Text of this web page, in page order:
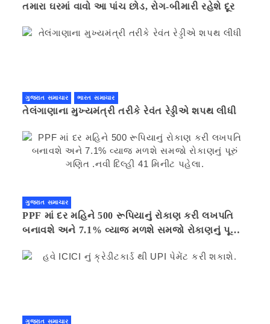
તમારા ઘરમાં વાવો આ પાંચ છોડ, રોગ-બીમારી રહેશે દૂર
ગુજરાત સમાચાર ભારત સમાચાર
તેલંગાણાના મુખ્યમંત્રી તરીકે રેવંત રેડ્ડીએ શપથ લીધી
ગુજરાત સમાચાર
PPF માં દર મહિને 500 રૂપિયાનું રોકાણ કરી લખપતિ
બનાવશે અને 7.1% વ્યાજ મળશે સમજો રોકાણનું પૂરું
ગુજરાત સમાચાર